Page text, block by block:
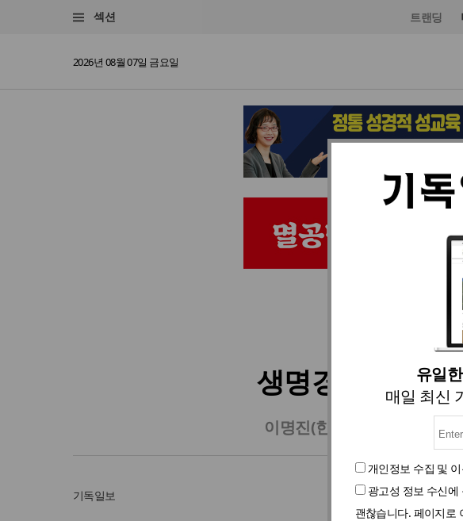
섹션 트랜딩
2026년 08월 07일 금요일
유일
매일 최신
개인정보 수집 및
광고성 정보 수신에
괜찮습니다. 페이지로
오피니
생명경시 사조
이명진(한국기독교생명윤리
기독일보